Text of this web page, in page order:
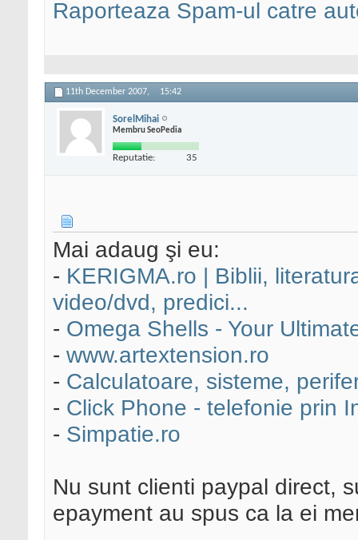
Raporteaza Spam-ul catre
11th December 2007, 15:42
SorelMihai
Membru SeoPedia
Reputatie: 35
Mai adaug şi eu:
- KERIGMA.ro | Biblii,
video/dvd, predici...
- Omega Shells - Your
- www.artextension.ro
- Calculatoare, sisteme,
- Click Phone - telefonie prin
- Simpatie.ro
Nu sunt clienti paypal direct,
epayment au spus ca la ei